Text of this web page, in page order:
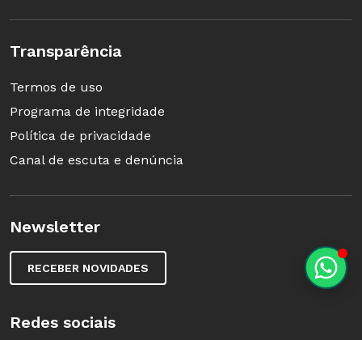
Transparência
Termos de uso
Programa de integridade
Política de privacidade
Canal de escuta e denúncia
Newsletter
RECEBER NOVIDADES
Redes sociais